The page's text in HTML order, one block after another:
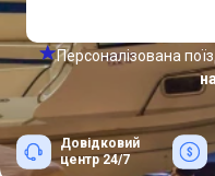
Персоналізована
Довідковий
центр 24/7